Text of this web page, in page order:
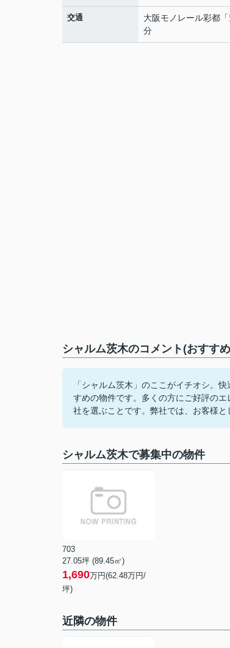
交通 大阪モノレール彩都 「
分
シャルム茨木のコメント(おすす
「シャルム茨木」のここがイチオシ。
すめの物件です。多くの方にご好評の
社を選ぶことです。弊社では、お客様
シャルム茨木で募集中の物件
703
27.05坪 (89.45㎡)
1,690万円(62.48万円/
坪)
近隣の物件